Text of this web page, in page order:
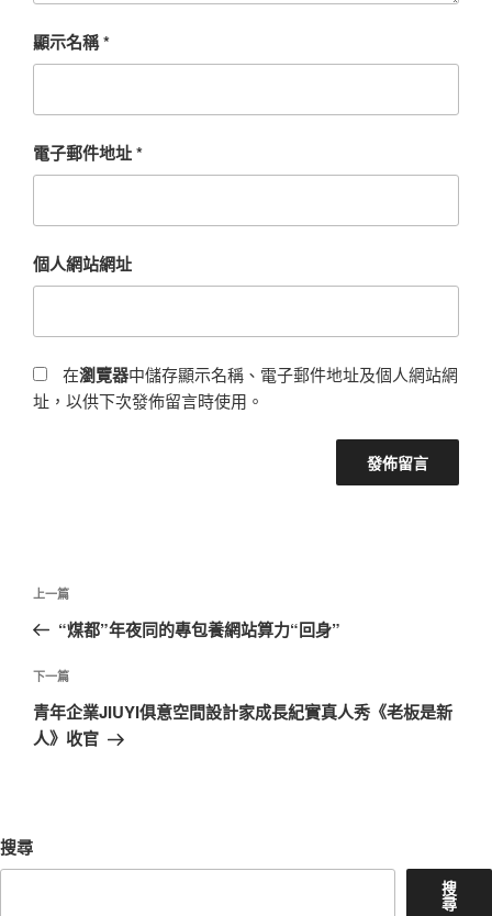
顯示名稱*
電子郵件地址*
個人網站網址
在瀏覽器中儲存顯示名稱、電子郵件地址及個人網站網
址，以供下次發佈留言時使用。
文
導
覽
上
一
文
章
上一篇
“煤都”年夜同的專包養網站算力“回身”
下
一
篇
下一篇
青年企業JIUYI俱意空間設計家成長紀實真人秀《老板是新
人》收官
搜尋
搜
尋